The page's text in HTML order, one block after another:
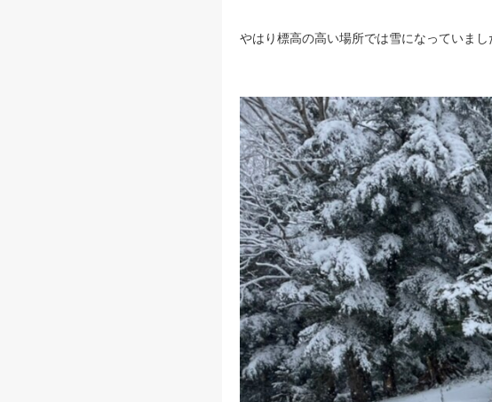
やはり標高の高い場所では雪になっていまし